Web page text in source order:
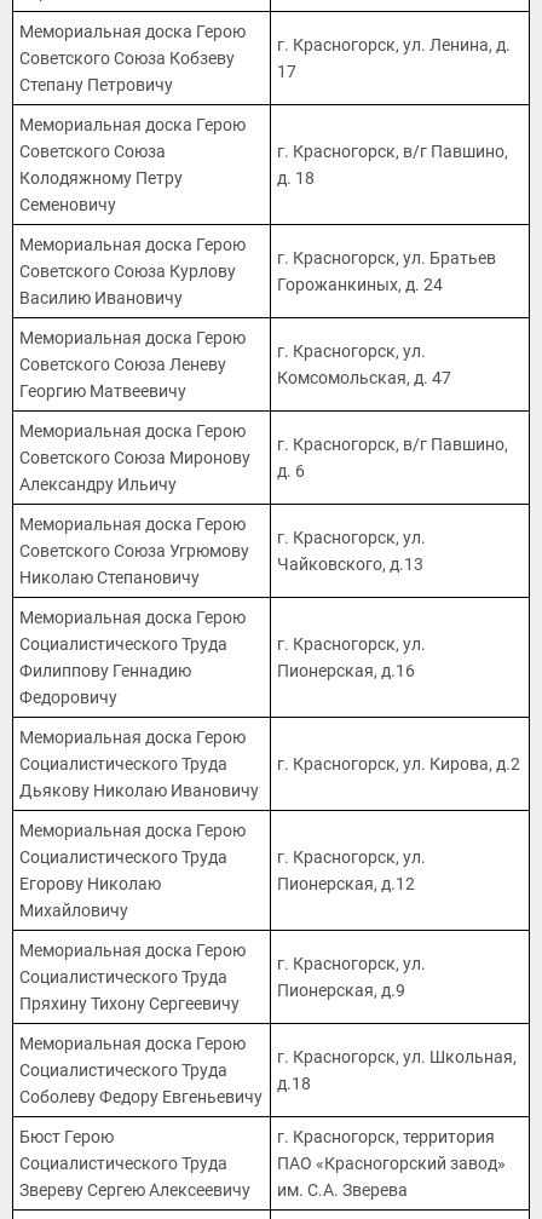
Мемориальная доска Герою
Советского Союза Кобзеву
Степану Петровичу
г. Красногорск, ул. Ленина, д.
17
Мемориальная доска Герою
Советского Союза
Колодяжному Петру
Семеновичу
г. Красногорск, в/г Павшино,
д. 18
Мемориальная доска Герою
Советского Союза Курлову
Василию Ивановичу
г. Красногорск, ул. Братьев
Горожанкиных, д. 24
Мемориальная доска Герою
Советского Союза Леневу
Георгию Матвеевичу
г. Красногорск, ул.
Комсомольская, д. 47
Мемориальная доска Герою
Советского Союза Миронову
Александру Ильичу
г. Красногорск, в/г Павшино,
д. 6
Мемориальная доска Герою
Советского Союза Угрюмову
Николаю Степановичу
г. Красногорск, ул.
Чайковского, д.13
Мемориальная доска Герою
Социалистического Труда
Филиппову Геннадию
Федоровичу
г. Красногорск, ул.
Пионерская, д.16
Мемориальная доска Герою
Социалистического Труда
Дьякову Николаю Ивановичу
г. Красногорск, ул. Кирова, д.2
Мемориальная доска Герою
Социалистического Труда
Егорову Николаю
Михайловичу
г. Красногорск, ул.
Пионерская, д.12
Мемориальная доска Герою
Социалистического Труда
Пряхину Тихону Сергеевичу
г. Красногорск, ул.
Пионерская, д.9
Мемориальная доска Герою
Социалистического Труда
Соболеву Федору Евгеньевичу
г. Красногорск, ул. Школьная,
д.18
Бюст Герою
Социалистического Труда
Звереву Сергею Алексеевичу
г. Красногорск, территория
ПАО «Красногорский завод»
им. С.А. Зверева